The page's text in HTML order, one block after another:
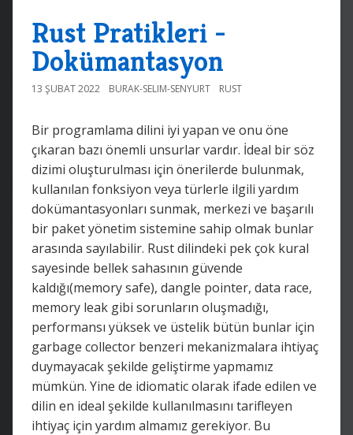
Rust Pratikleri -
Dokümantasyon
13 ŞUBAT 2022 BURAK-SELIM-SENYURT RUST
Bir programlama dilini iyi yapan ve onu öne
çıkaran bazı önemli unsurlar vardır. İdeal bir söz
dizimi oluşturulması için önerilerde bulunmak,
kullanılan fonksiyon veya türlerle ilgili yardım
dokümantasyonları sunmak, merkezi ve başarılı
bir paket yönetim sistemine sahip olmak bunlar
arasında sayılabilir. Rust dilindeki pek çok kural
sayesinde bellek sahasının güvende
kaldığı(memory safe), dangle pointer, data race,
memory leak gibi sorunların oluşmadığı,
performansı yüksek ve üstelik bütün bunlar için
garbage collector benzeri mekanizmalara ihtiyaç
duymayacak şekilde geliştirme yapmamız
mümkün. Yine de idiomatic olarak ifade edilen ve
dilin en ideal şekilde kullanılmasını tarifleyen
ihtiyaç için yardım almamız gerekiyor. Bu